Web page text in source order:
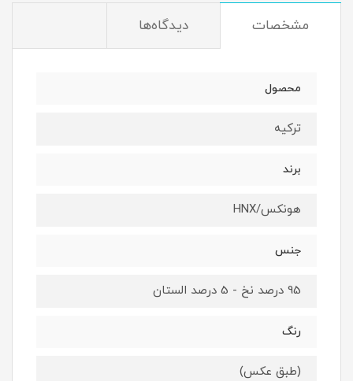
مشخصات دیدگاه‌ها
محصول
ترکیه
برند
هونکس/HNX
جنس
95 درصد نخ - 5 درصد الستان
رنگ
(طبق عکس)